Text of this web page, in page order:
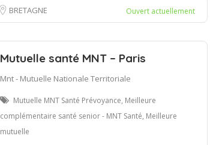
BRETAGNE Ouvert actuellement
Mutuelle santé MNT – Paris
Mnt - Mutuelle Nationale Territoriale
Mutuelle MNT Santé Prévoyance, Meilleure
complémentaire santé senior - MNT Santé, Meilleure
mutuelle